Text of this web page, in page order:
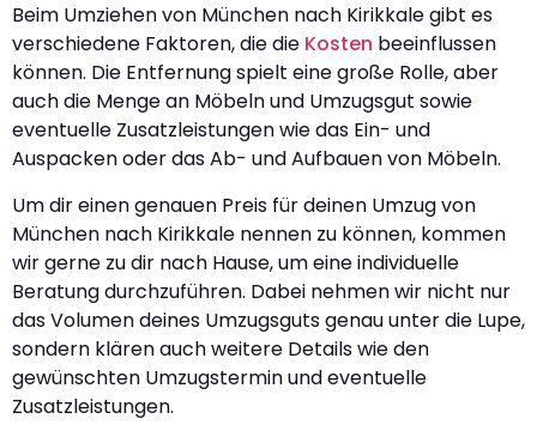
Beim Umziehen von München nach Kirikkale gibt es
verschiedene Faktoren, die die Kosten beeinflussen
können. Die Entfernung spielt eine große Rolle, aber
auch die Menge an Möbeln und Umzugsgut sowie
eventuelle Zusatzleistungen wie das Ein- und
Auspacken oder das Ab- und Aufbauen von Möbeln.
Um dir einen genauen Preis für deinen Umzug von
München nach Kirikkale nennen zu können, kommen
wir gerne zu dir nach Hause, um eine individuelle
Beratung durchzuführen. Dabei nehmen wir nicht nur
das Volumen deines Umzugsguts genau unter die Lupe,
sondern klären auch weitere Details wie den
gewünschten Umzugstermin und eventuelle
Zusatzleistungen.